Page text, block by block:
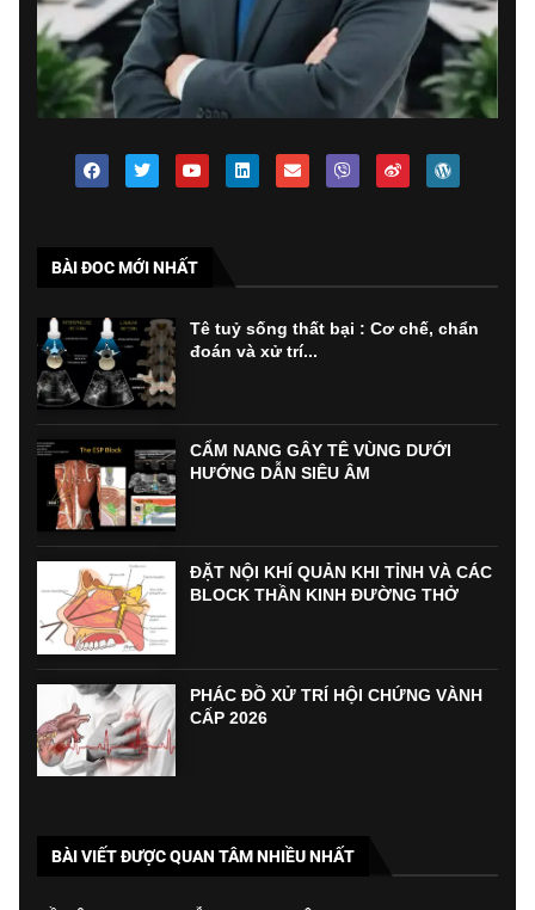
BÀI ĐOC MỚI NHẤT
Tê tuỷ sống thất bại : Cơ chế, chẩn
đoán và xử trí...
CẨM NANG GÂY TÊ VÙNG DƯỚI
HƯỚNG DẪN SIÊU ÂM
ĐẶT NỘI KHÍ QUẢN KHI TỈNH VÀ CÁC
BLOCK THẦN KINH ĐƯỜNG THỞ
PHÁC ĐỒ XỬ TRÍ HỘI CHỨNG VÀNH
CẤP 2026
BÀI VIẾT ĐƯỢC QUAN TÂM NHIỀU NHẤT